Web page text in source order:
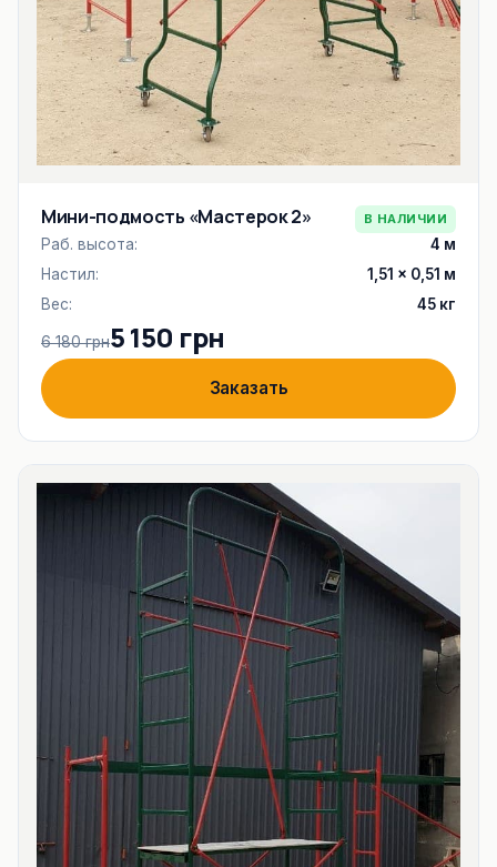
Мини-подмость «Мастерок 2» В НАЛИЧИИ
Раб. высота:
4 м
Настил:
1,51 × 0,51 м
Вес:
45 кг
6 180 грн5 150 грн
Заказать